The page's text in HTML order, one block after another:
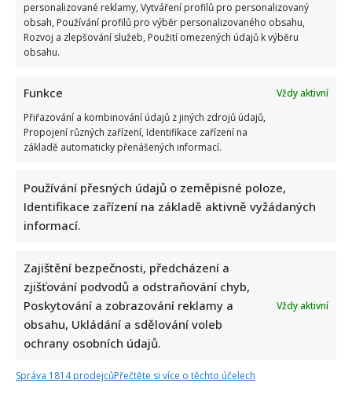
personalizované reklamy, Vytváření profilů pro personalizovaný
obsah, Používání profilů pro výběr personalizovaného obsahu,
Rozvoj a zlepšování služeb, Použití omezených údajů k výběru
obsahu.
Funkce
Vždy aktivní
Přiřazování a kombinování údajů z jiných zdrojů údajů,
Propojení různých zařízení, Identifikace zařízení na
základě automaticky přenášených informací.
Používání přesných údajů o zeměpisné poloze,
Identifikace zařízení na základě aktivně vyžádaných
informací.
Zajištění bezpečnosti, předcházení a
zjišťování podvodů a odstraňování chyb,
Poskytování a zobrazování reklamy a
obsahu, Ukládání a sdělování voleb
ochrany osobních údajů.
Vždy aktivní
Správa 1814 prodejcůPřečtěte si více o těchto účelech
Kvíz na téma nejčastější česká příjmení a jejich původ: Lidé
se skóre nad 7/10 mohou být pyšní
Test vědomostí o lidském těle: Kdo získá 10 z 10 bodů,